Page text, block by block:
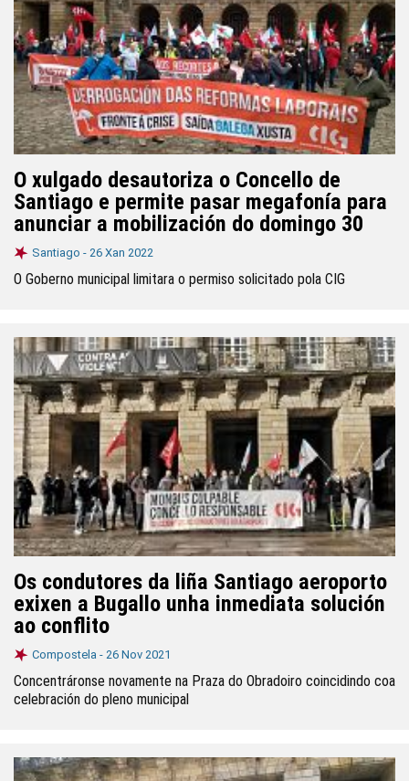
O xulgado desautoriza o Concello de
Santiago e permite pasar megafonía para
anunciar a mobilización do domingo 30
Santiago - 26 Xan 2022
O Goberno municipal limitara o permiso solicitado pola CIG
Os condutores da liña Santiago aeroporto
exixen a Bugallo unha inmediata solución
ao conflito
Compostela - 26 Nov 2021
Concentráronse novamente na Praza do Obradoiro coincidindo coa
celebración do pleno municipal